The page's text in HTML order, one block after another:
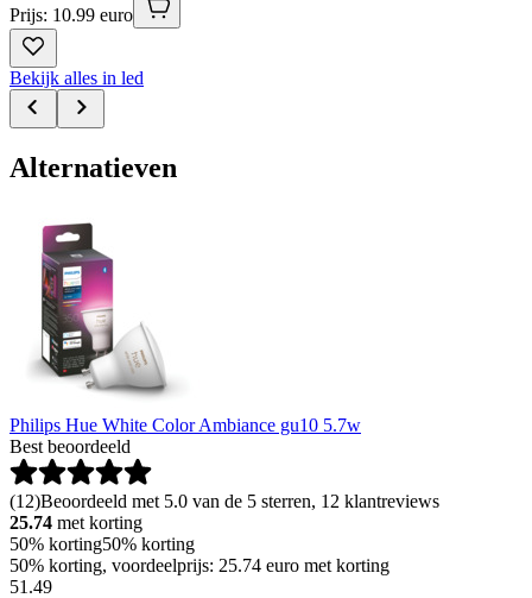
Prijs: 10.99 euro
Bekijk alles in led
Alternatieven
Philips Hue White Color Ambiance gu10 5.7w
Best beoordeeld
(12)Beoordeeld met 5.0 van de 5 sterren, 12 klantreviews
25.74 met korting
50% korting50% korting
50% korting, voordeelprijs: 25.74 euro met korting
51 .49